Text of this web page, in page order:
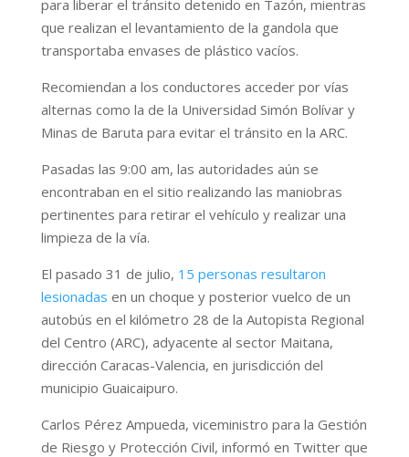
para liberar el tránsito detenido en Tazón, mientras
que realizan el levantamiento de la gandola que
transportaba envases de plástico vacíos.
Recomiendan a los conductores acceder por vías
alternas como la de la Universidad Simón Bolívar y
Minas de Baruta para evitar el tránsito en la ARC.
Pasadas las 9:00 am, las autoridades aún se
encontraban en el sitio realizando las maniobras
pertinentes para retirar el vehículo y realizar una
limpieza de la vía.
El pasado 31 de julio, 15 personas resultaron
lesionadas en un choque y posterior vuelco de un
autobús en el kilómetro 28 de la Autopista Regional
del Centro (ARC), adyacente al sector Maitana,
dirección Caracas-Valencia, en jurisdicción del
municipio Guaicaipuro.
Carlos Pérez Ampueda, viceministro para la Gestión
de Riesgo y Protección Civil, informó en Twitter que